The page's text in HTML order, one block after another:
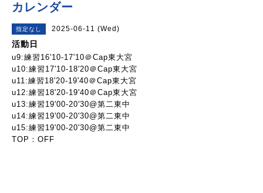
カレンダー
指定なし 2025-06-11 (Wed)
活動日
u9:練習16'10-17'10＠Cap東大宮
u10:練習17'10-18'20＠Cap東大宮
u11:練習18'20-19'40＠Cap東大宮
u12:練習18'20-19'40＠Cap東大宮
u13:練習19'00-20'30@第二東中
u14:練習19'00-20'30@第二東中
u15:練習19'00-20'30@第二東中
TOP：OFF